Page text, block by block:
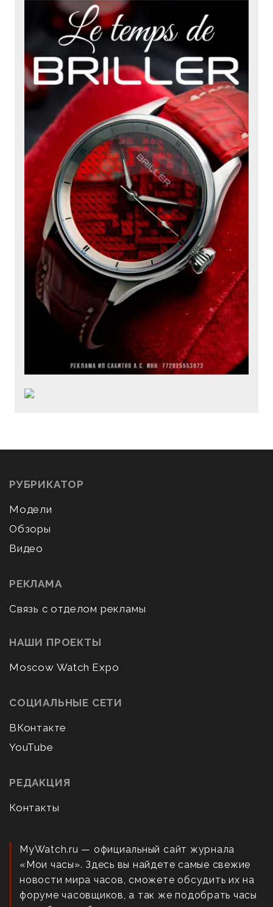
РУБРИКАТОР
Модели
Обзоры
Видео
РЕКЛАМА
Связь с отделом рекламы
НАШИ ПРОЕКТЫ
Moscow Watch Expo
СОЦИАЛЬНЫЕ СЕТИ
ВКонтакте
YouTube
РЕДАКЦИЯ
Контакты
MyWatch.ru — официальный сайт журнала
«Мои часы». Здесь вы найдете самые свежие
новости мира часов, сможете обсудить их на
форуме часовщиков, а так же подобрать часы